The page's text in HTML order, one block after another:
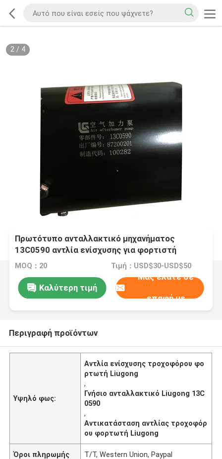
2/ 4
Πρωτότυπο ανταλλακτικό μηχανήματος
13C0590 αντλία ενίσχυσης για φορτιστή
τροχών Liugong
MOQ：20 Τιμή：USD$30-USD$50
Καλύτερη τιμή
Μας ελάτε σε
επαφή με
Περιγραφή προϊόντων
Υψηλό φως:
Αντλία ενίσχυσης τροχοφόρου φο
ρτωτή Liugong
,
Γνήσιο ανταλλακτικό Liugong 13C
0590
,
Αντικατάσταση αντλίας τροχοφόρ
ου φορτωτή Liugong
Όροι πληρωμής T/T, Western Union, Paypal